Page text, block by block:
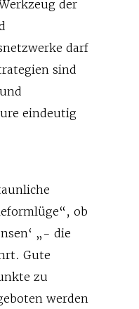
der
darf
sind
eindeutig
ob
„- die
Gute
zu
werden